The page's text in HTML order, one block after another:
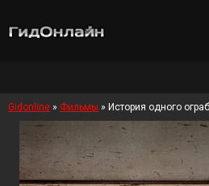
Gidonline » Фильмы » История одного